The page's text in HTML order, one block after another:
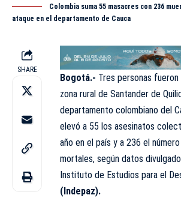
Colombia suma 55 masacres con 236
ataque en el departamento de Cauca
SHARE
Bogotá.- Tres personas fueron
zona rural de Santander de
departamento colombiano del
elevó a 55 los asesinatos
año en el país y a 236 el
mortales, según datos
Instituto de Estudios para el
(Indepaz).